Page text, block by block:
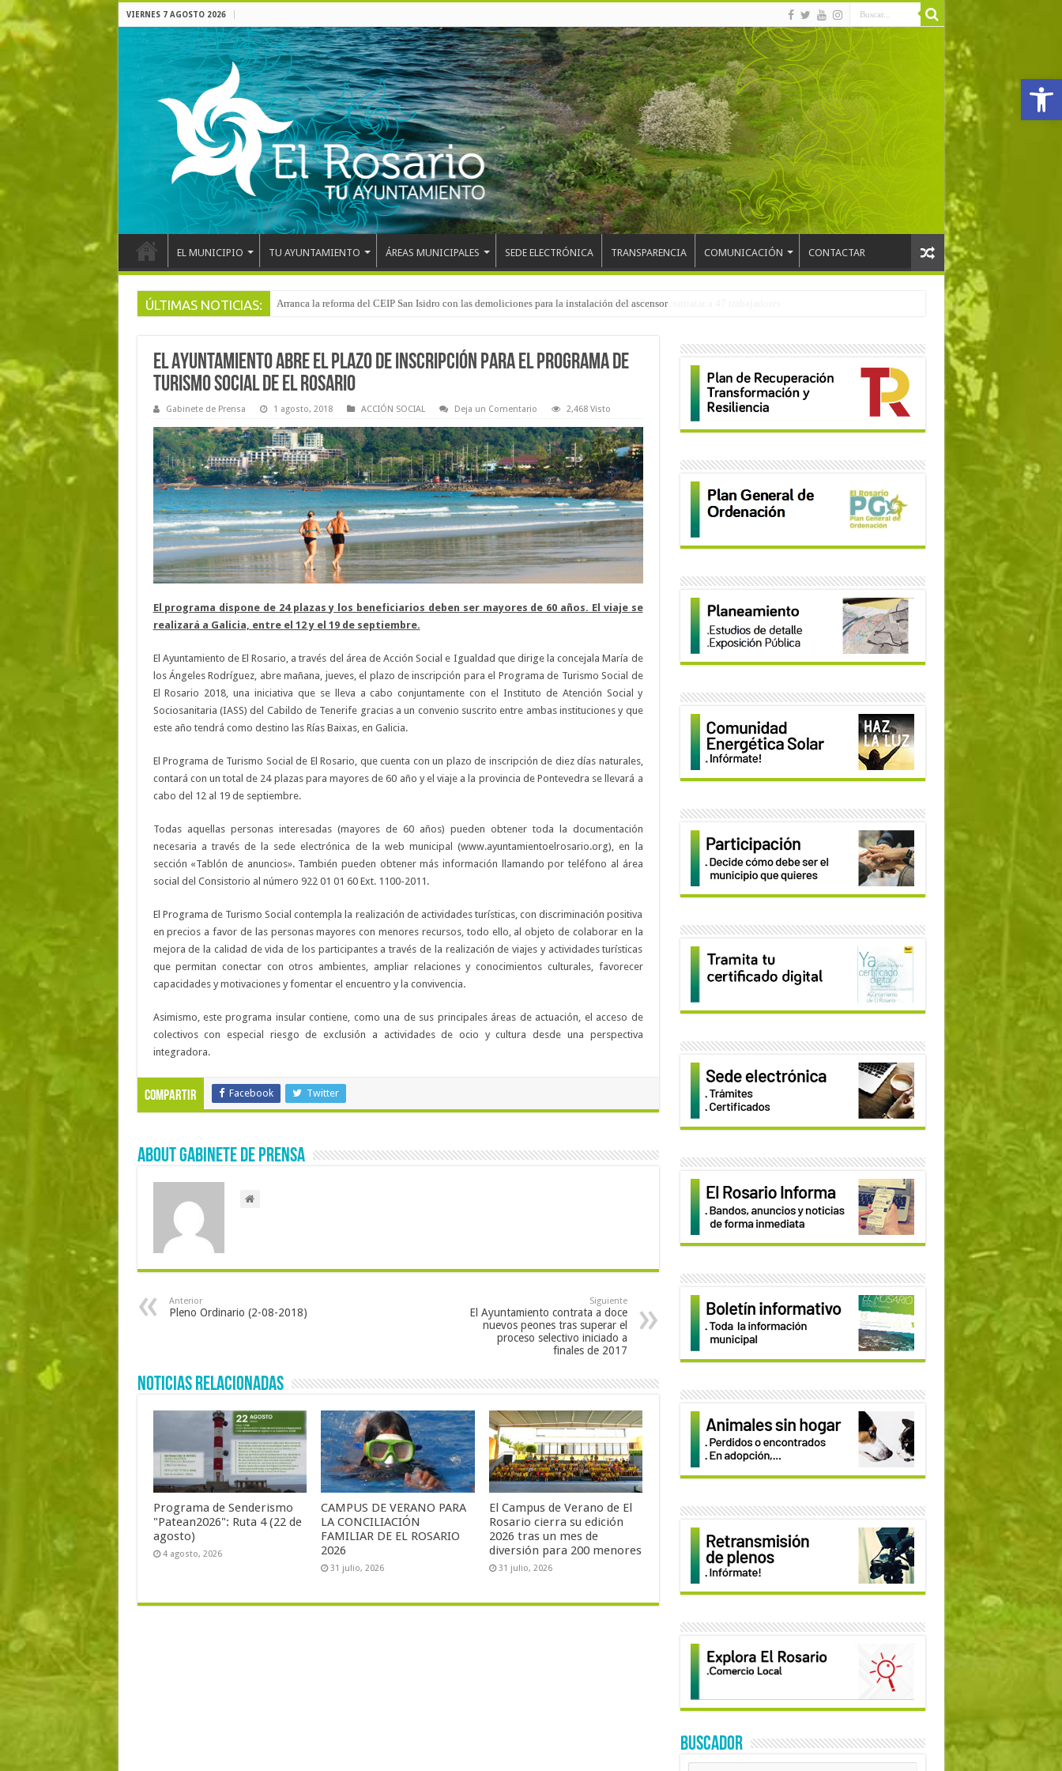
Abrir
VIERNES 7 AGOSTO 2026
EL MUNICIPIO TU AYUNTAMIENTO ÁREAS MUNICIPALES SEDE ELECTRÓNICA TRANSPARENCIA COMUNICACIÓN CONTACTAR
ÚLTIMAS NOTICIAS: Arranca la reforma del CEIP San Isidro con las demoliciones para la instalación del ascensor
El Ayuntamiento abre el plazo de inscripción para el Programa de
Turismo Social de El Rosario
Gabinete de Prensa 1 agosto, 2018 ACCIÓN SOCIAL Deja un Comentario 2,468 Visto
El programa dispone de 24 plazas y los beneficiarios deben ser mayores de 60 años. El viaje se
realizará a Galicia, entre el 12 y el 19 de septiembre.
El Ayuntamiento de El Rosario, a través del área de Acción Social e Igualdad que dirige la concejala María de
los Ángeles Rodríguez, abre mañana, jueves, el plazo de inscripción para el Programa de Turismo Social de
El Rosario 2018, una iniciativa que se lleva a cabo conjuntamente con el Instituto de Atención Social y
Sociosanitaria (IASS) del Cabildo de Tenerife gracias a un convenio suscrito entre ambas instituciones y que
este año tendrá como destino las Rías Baixas, en Galicia.
El Programa de Turismo Social de El Rosario, que cuenta con un plazo de inscripción de diez días naturales,
contará con un total de 24 plazas para mayores de 60 año y el viaje a la provincia de Pontevedra se llevará a
cabo del 12 al 19 de septiembre.
Todas aquellas personas interesadas (mayores de 60 años) pueden obtener toda la documentación
necesaria a través de la sede electrónica de la web municipal (www.ayuntamientoelrosario.org), en la
sección «Tablón de anuncios». También pueden obtener más información llamando por teléfono al área
social del Consistorio al número 922 01 01 60 Ext. 1100-2011.
El Programa de Turismo Social contempla la realización de actividades turísticas, con discriminación positiva
en precios a favor de las personas mayores con menores recursos, todo ello, al objeto de colaborar en la
mejora de la calidad de vida de los participantes a través de la realización de viajes y actividades turísticas
que permitan conectar con otros ambientes, ampliar relaciones y conocimientos culturales, favorecer
capacidades y motivaciones y fomentar el encuentro y la convivencia.
Asimismo, este programa insular contiene, como una de sus principales áreas de actuación, el acceso de
colectivos con especial riesgo de exclusión a actividades de ocio y cultura desde una perspectiva
integradora.
Compartir Facebook Twitter
About Gabinete de Prensa
Anterior
Pleno Ordinario (2-08-2018)
Siguiente
El Ayuntamiento contrata a doce
nuevos peones tras superar el
proceso selectivo iniciado a
finales de 2017
Noticias Relacionadas
Programa de Senderismo
"Patean2026": Ruta 4 (22 de
agosto)
4 agosto, 2026
CAMPUS DE VERANO PARA
LA CONCILIACIÓN
FAMILIAR DE EL ROSARIO
2026
31 julio, 2026
El Campus de Verano de El
Rosario cierra su edición
2026 tras un mes de
diversión para 200 menores
31 julio, 2026
BUSCADOR